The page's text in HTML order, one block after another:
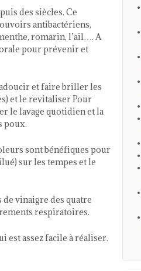
des siècles. Ce
antibactériens,
romarin, l’ail…. A
pour prévenir et
et faire briller les
et le revitaliser Pour
le lavage quotidien et la
poux.
sont bénéfiques pour
sur les tempes et le
de vinaigre des quatre
respiratoires.
est assez facile à réaliser.